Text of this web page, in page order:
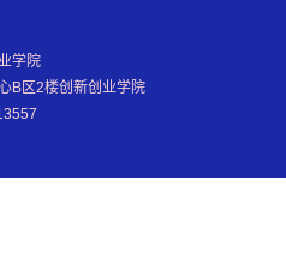
学院
B区2楼创新创业学院